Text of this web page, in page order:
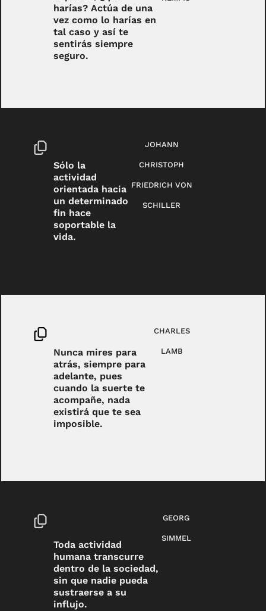
harías? Actúa de una
vez como lo harías en
tal caso y así te
sentirás siempre
seguro.
Sólo la
actividad
orientada hacia
un determinado
fin hace
soportable la
vida.
JOHANN
CHRISTOPH
FRIEDRICH VON
SCHILLER
Nunca mires para
atrás, siempre para
adelante, pues
cuando la suerte te
acompañe, nada
existirá que te sea
imposible.
CHARLES
LAMB
Toda actividad
humana transcurre
dentro de la sociedad,
sin que nadie pueda
sustraerse a su
influjo.
GEORG
SIMMEL